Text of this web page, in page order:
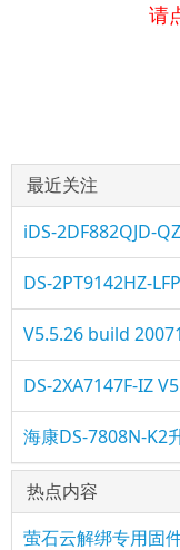
请
最近关注
iDS-2DF882QJD-
DS-2PT9142HZ-
V5.5.26 build
DS-2XA7147F-IZ
海康DS-7808N-K2
热点内容
萤石云解绑专用固